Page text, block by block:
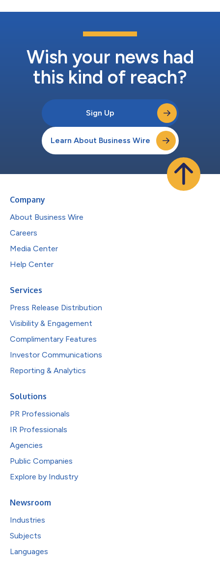
Wish your news had
this kind of reach?
Sign Up
Learn About Business Wire
Company
About Business Wire
Careers
Media Center
Help Center
Services
Press Release Distribution
Visibility & Engagement
Complimentary Features
Investor Communications
Reporting & Analytics
Solutions
PR Professionals
IR Professionals
Agencies
Public Companies
Explore by Industry
Newsroom
Industries
Subjects
Languages